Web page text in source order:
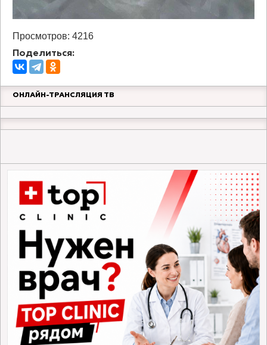
Просмотров: 4216
Поделиться:
ОНЛАЙН-ТРАНСЛЯЦИЯ ТВ